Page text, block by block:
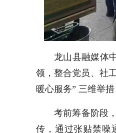
龙山县融媒体
领，整合党员、社
暖心服务” 三维举
考前筹备阶段
传，通过张贴禁噪